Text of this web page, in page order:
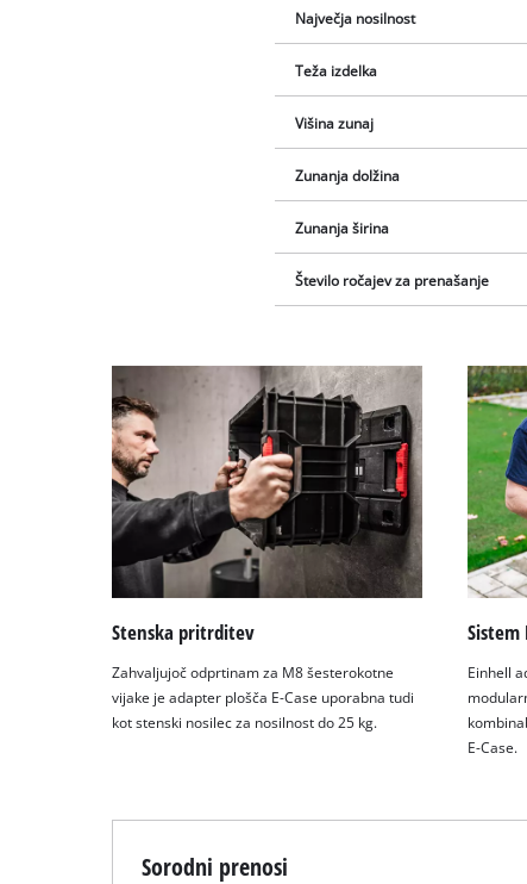
Največja nosilnost
Teža izdelka
Višina zunaj
Zunanja dolžina
Zunanja širina
Število ročajev za prenašanje
Stenska pritrditev
Zahvaljujoč odprtinam za M8 šesterokotne
vijake je adapter plošča E-Case uporabna tudi
kot stenski nosilec za nosilnost do 25 kg.
Sistem
Einhell
E-Case.
Sorodni prenosi